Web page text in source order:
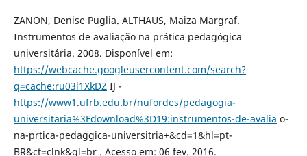
ZANON, Denise Puglia. ALTHAUS, Maiza Margraf.
Instrumentos de avaliação na prática pedagógica
universitária. 2008. Disponível em:
https://webcache.googleusercontent.com/search?
q=cache:ru03l1XkDZIJ -
https://www1.ufrb.edu.br/nufordes/pedagogia-
universitaria%3Fdownload%3D19:instrumentos-de-avalia o-
na-prtica-pedaggica-universitria+&cd=1&hl=pt-
BR&ct=clnk&gl=br . Acesso em: 06 fev. 2016.